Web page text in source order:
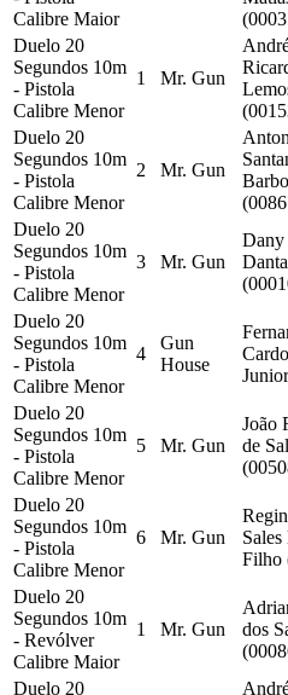
Calibre Maior
Duelo 20
Segundos 10m
- Pistola
Calibre Menor
1 Mr. Gun
Duelo 20
Segundos 10m
- Pistola
Calibre Menor
2 Mr. Gun
Duelo 20
Segundos 10m
- Pistola
Calibre Menor
3 Mr. Gun
Dany
Duelo 20
Segundos 10m
- Pistola
Calibre Menor
4
Gun
House
Duelo 20
Segundos 10m
- Pistola
Calibre Menor
5 Mr. Gun
João
de
Duelo 20
Segundos 10m
- Pistola
Calibre Menor
6 Mr. Gun
Sales
Filho
Duelo 20
Segundos 10m
- Revólver
Calibre Maior
1 Mr. Gun
dos
Duelo 20